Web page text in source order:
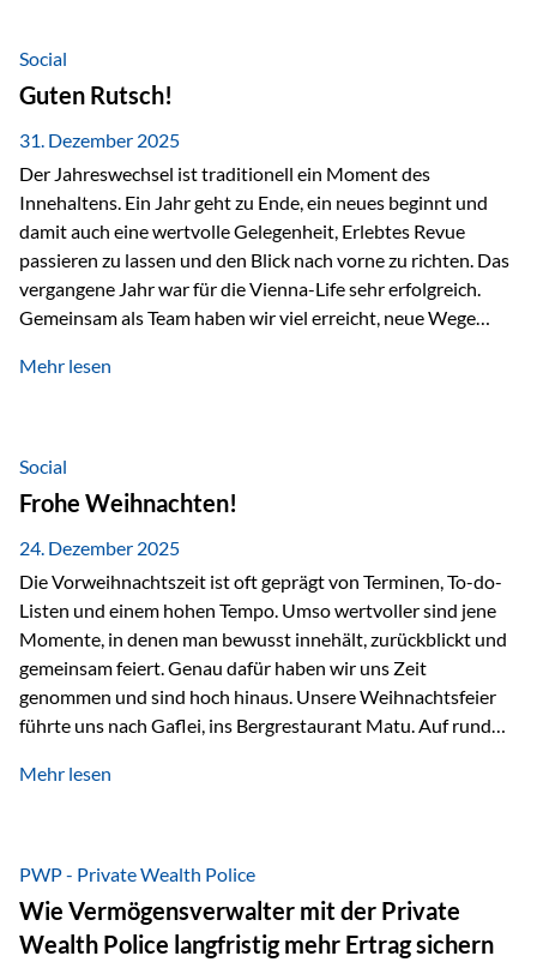
Vermögensstrukturierung und Nachfolgeplanung
gemeinsam zu diskutieren. Persönlich für Sie vor Ort An
beiden Kongresstagen stehen Ihnen Maximilian
Fichtenbauer, Dirk…
Social
Guten Rutsch!
31. Dezember 2025
Der Jahreswechsel ist traditionell ein Moment des
Innehaltens. Ein Jahr geht zu Ende, ein neues beginnt und
damit auch eine wertvolle Gelegenheit, Erlebtes Revue
passieren zu lassen und den Blick nach vorne zu richten. Das
vergangene Jahr war für die Vienna-Life sehr erfolgreich.
Gemeinsam als Team haben wir viel erreicht, neue Wege
Veranstaltungen wie der Schnifisschnauf, aber auch unsere
starkes Miteinander ist. Neben diesen gemeinsamen
Erlebnissen konnten wir…
Mehr lesen
Social
Frohe Weihnachten!
24. Dezember 2025
Die Vorweihnachtszeit ist oft geprägt von Terminen, To-do-
Listen und einem hohen Tempo. Umso wertvoller sind jene
Momente, in denen man bewusst innehält, zurückblickt und
gemeinsam feiert. Genau dafür haben wir uns Zeit
genommen und sind hoch hinaus. Unsere Weihnachtsfeier
führte uns nach Gaflei, ins Bergrestaurant Matu. Auf rund
beeindruckendes Panorama, sondern auch etwas, das im
verschneiter Landschaft, bei feinem Essen, guter Musik und
einer entspannten…
Mehr lesen
PWP - Private Wealth Police
Wie Vermögensverwalter mit der Private
Wealth Police langfristig mehr Ertrag sichern